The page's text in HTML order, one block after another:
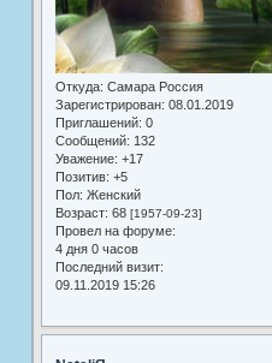
Откуда: Самара Россия
Зарегистрирован: 08.01.2019
Приглашений: 0
Сообщений: 132
Уважение: +17
Позитив: +5
Пол: Женский
Возраст: 68 [1957-09-23]
Провел на форуме:
4 дня 0 часов
Последний визит:
09.11.2019 15:26